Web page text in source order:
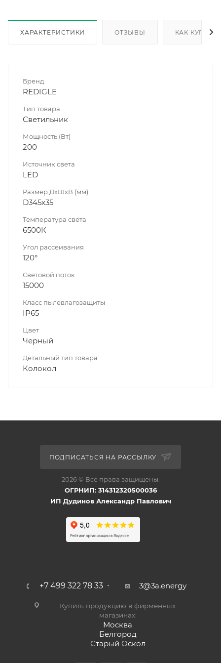
ХАРАКТЕРИСТИКИ ОТЗЫВЫ КАК КУПИТЬ
Бренд
REDIGLE
Тип товара
Светильник
Мощность (Вт)
200
Источник света
LED
Размер ДхШхВ (мм)
D345х35
Температура света
6500К
Угол рассеивания
120°
Световой поток
15000
Класс пылевлагозащиты
IP65
Цвет
Черный
Детальный тип товара
Колокол
ПОДПИСАТЬСЯ НА РАССЫЛКУ
2026 © Все права защищены.
ОГРНИП: 314312320500036
ИП Дудинов Александр Павлович
+7 499 322 78 33 3@3a.energy
Купить продукцию в фирменных
магазинах:
Москва
Белгород
Старый Оскол